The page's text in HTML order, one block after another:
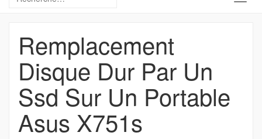
Remplacement
Disque Dur Par Un
Ssd Sur Un Portable
Asus X751s